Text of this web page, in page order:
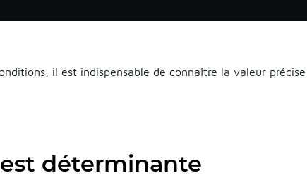
il est indispensable de connaître la valeur
déterminante